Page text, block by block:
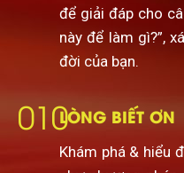
để giải đáp cho
này để làm gì?”,
đời của bạn.
Khám phá & hiểu
010LÒNG BIẾT ƠN